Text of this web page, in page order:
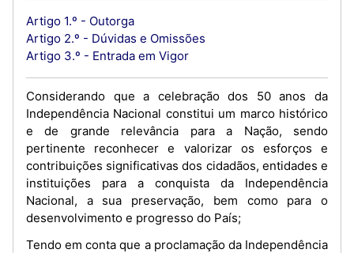
Artigo 1.º - Outorga
Artigo 2.º - Dúvidas e Omissões
Artigo 3.º - Entrada em Vigor
Considerando que a celebração dos 50 anos da
Independência Nacional constitui um marco histórico
e de grande relevância para a Nação, sendo
pertinente reconhecer e valorizar os esforços e
contribuições significativas dos cidadãos, entidades e
instituições para a conquista da Independência
Nacional, a sua preservação, bem como para o
desenvolvimento e progresso do País;
Tendo em conta que a proclamação da Independência